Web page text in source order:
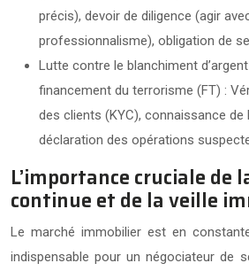
précis), devoir de diligence (agir
professionnalisme), obligation de
Lutte contre le blanchiment
financement du terrorisme (FT) :
des clients (KYC), connaissance de
déclaration des opérations
L’importance cruciale de
continue et de la veille
Le marché immobilier est en
indispensable pour un négociateur de